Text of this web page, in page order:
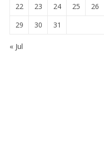
22
23 24 25 26
29
30 31
« Jul